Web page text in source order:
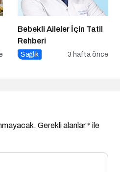
Bebekli Aileler İçin Tatil
Rehberi
Sağlık 3 hafta önce
Gerekli alanlar* ile